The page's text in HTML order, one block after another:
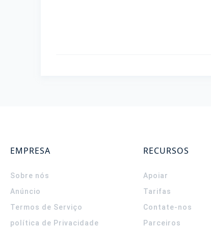
EMPRESA
Sobre nós
Anúncio
Termos de Serviço
política de Privacidade
RECURSOS
Apoiar
Tarifas
Contate-nos
Parceiros